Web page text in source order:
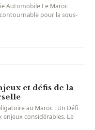
Automobile Le Maroc
pour la sous-
et défis de la
au Maroc : Un Défi
enjeux considérables. Le